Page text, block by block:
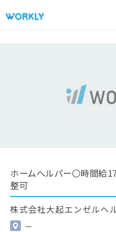
ホームヘルパー〇時間給
整可
株式会社大起エンゼルヘ
—